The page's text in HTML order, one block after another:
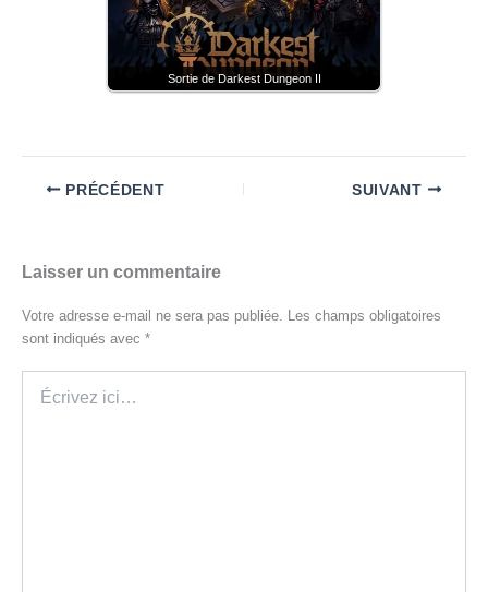
Sortie de Darkest Dungeon II
PRÉCÉDENT SUIVANT
Laisser un commentaire
Votre adresse e-mail ne sera pas publiée. Les champs obligatoires
sont indiqués avec *
ici…